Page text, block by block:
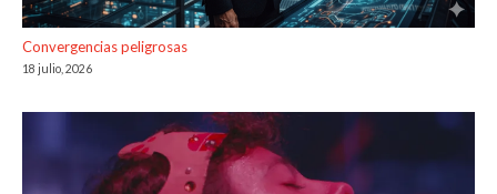
Convergencias peligrosas
18 julio, 2026